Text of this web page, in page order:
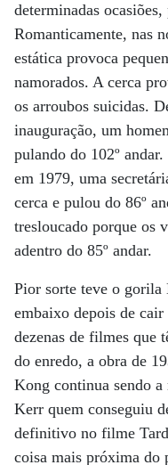
determinadas
Romanticamente, nas
estática provoca
namorados. A cerca
os arroubos suicidas.
inauguração, um
pulando do 102º
em 1979, uma
cerca e pulou do 86º
tresloucado porque os
adentro do 85º andar.
Pior sorte teve o
embaixo depois de
dezenas de filmes que
do enredo, a obra de
Kong continua sendo
Kerr quem conseguiu
definitivo no filme
coisa mais próxima do